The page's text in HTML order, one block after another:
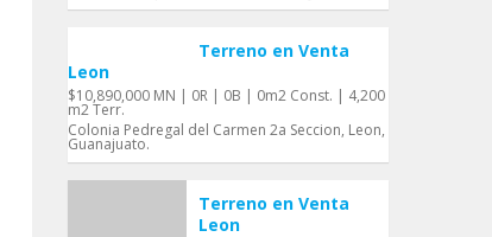
Terreno en Venta
Leon
$10,890,000 MN | 0R | 0B | 0m2 Const. | 4,200
m2 Terr.
Colonia Pedregal del Carmen 2a Seccion, Leon,
Guanajuato.
Terreno en Venta
Leon